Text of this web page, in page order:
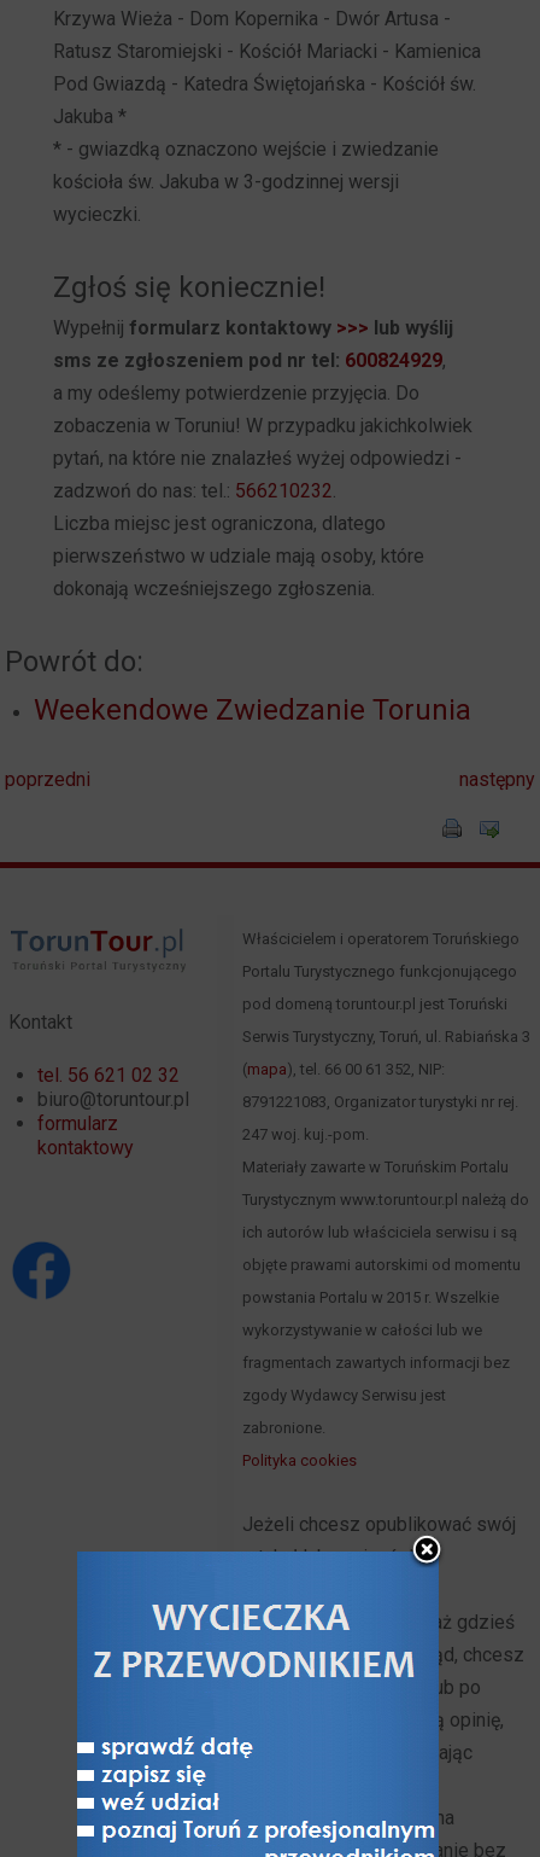
Krzywa Wieża - Dom Kopernika - Dwór Artusa -
Ratusz Staromiejski - Kościół Mariacki - Kamienica
Pod Gwiazdą - Katedra Świętojańska - Kościół św.
Jakuba *
* - gwiazdką oznaczono wejście i zwiedzanie
kościoła św. Jakuba w 3-godzinnej wersji
wycieczki.
Zgłoś się koniecznie!
Wypełnij formularz kontaktowy >>> lub wyślij
sms ze zgłoszeniem pod nr tel: 600824929,
a my odeślemy potwierdzenie przyjęcia. Do
zobaczenia w Toruniu! W przypadku jakichkolwiek
pytań, na które nie znalazłeś wyżej odpowiedzi -
zadzwoń do nas: tel.: 566210232.
Liczba miejsc jest ograniczona, dlatego
pierwszeństwo w udziale mają osoby, które
dokonają wcześniejszego zgłoszenia.
Powrót do:
Weekendowe Zwiedzanie Torunia
poprzedni następny
Kontakt
tel. 56 621 02 32
biuro@toruntour.pl
formularz
kontaktowy
Właścicielem i operatorem Toruńskiego
Portalu Turystycznego funkcjonującego
pod domeną toruntour.pl jest Toruński
Serwis Turystyczny, Toruń, ul. Rabiańska 3
(mapa), tel. 66 00 61 352, NIP:
8791221083, Organizator turystyki nr rej.
247 woj. kuj.-pom.
Materiały zawarte w Toruńskim Portalu
Turystycznym www.toruntour.pl należą do
ich autorów lub właściciela serwisu i są
objęte prawami autorskimi od momentu
powstania Portalu w 2015 r. Wszelkie
wykorzystywanie w całości lub we
fragmentach zawartych informacji bez
zgody Wydawcy Serwisu jest
zabronione.
Polityka cookies
Jeżeli chcesz opublikować swój
artykuł lub napisać do
Turystycznego ponieważ gdzieś
do tekstu wkradł się błąd, chcesz
nawiązać współpracę lub po
prostu przekazać swoją opinię,
możesz to zrobić używając
biuro@toruntour.pl. Żadna
wiadomość nie pozostanie bez